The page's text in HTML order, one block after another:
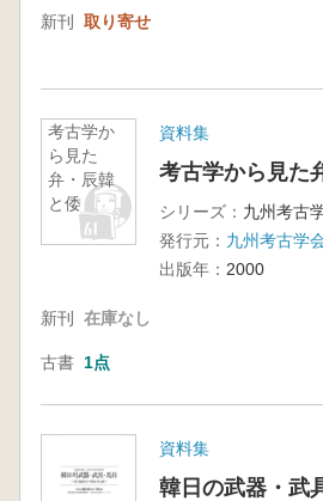
新刊 取り寄せ
考古学か
ら見た
弁・辰韓
と倭
資料集
考古学から見た
シリーズ：
発行元： 九州考古学
出版年： 2000
新刊 在庫なし
古書 1点
資料集
韓日の武器・